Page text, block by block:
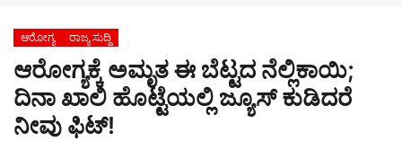
ಆರೋಗ್ಯ ರಾಜ್ಯ ಸುದ್ದಿ
ಆರೋಗ್ಯಕ್ಕೆ ಅಮೃತ ಈ ಬೆಟ್ಟದ ನೆಲ್ಲಿಕಾಯಿ;
ದಿನಾ ಖಾಲಿ ಹೊಟ್ಟೆಯಲ್ಲಿ ಜ್ಯೂಸ್ ಕುಡಿದರೆ
ನೀವು ಫಿಟ್!